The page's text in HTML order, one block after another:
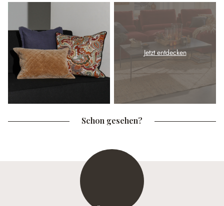
Jetzt entdecken
Schon gesehen?